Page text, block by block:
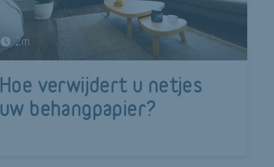
2m
Hoe verwijdert u netjes
uw behangpapier?